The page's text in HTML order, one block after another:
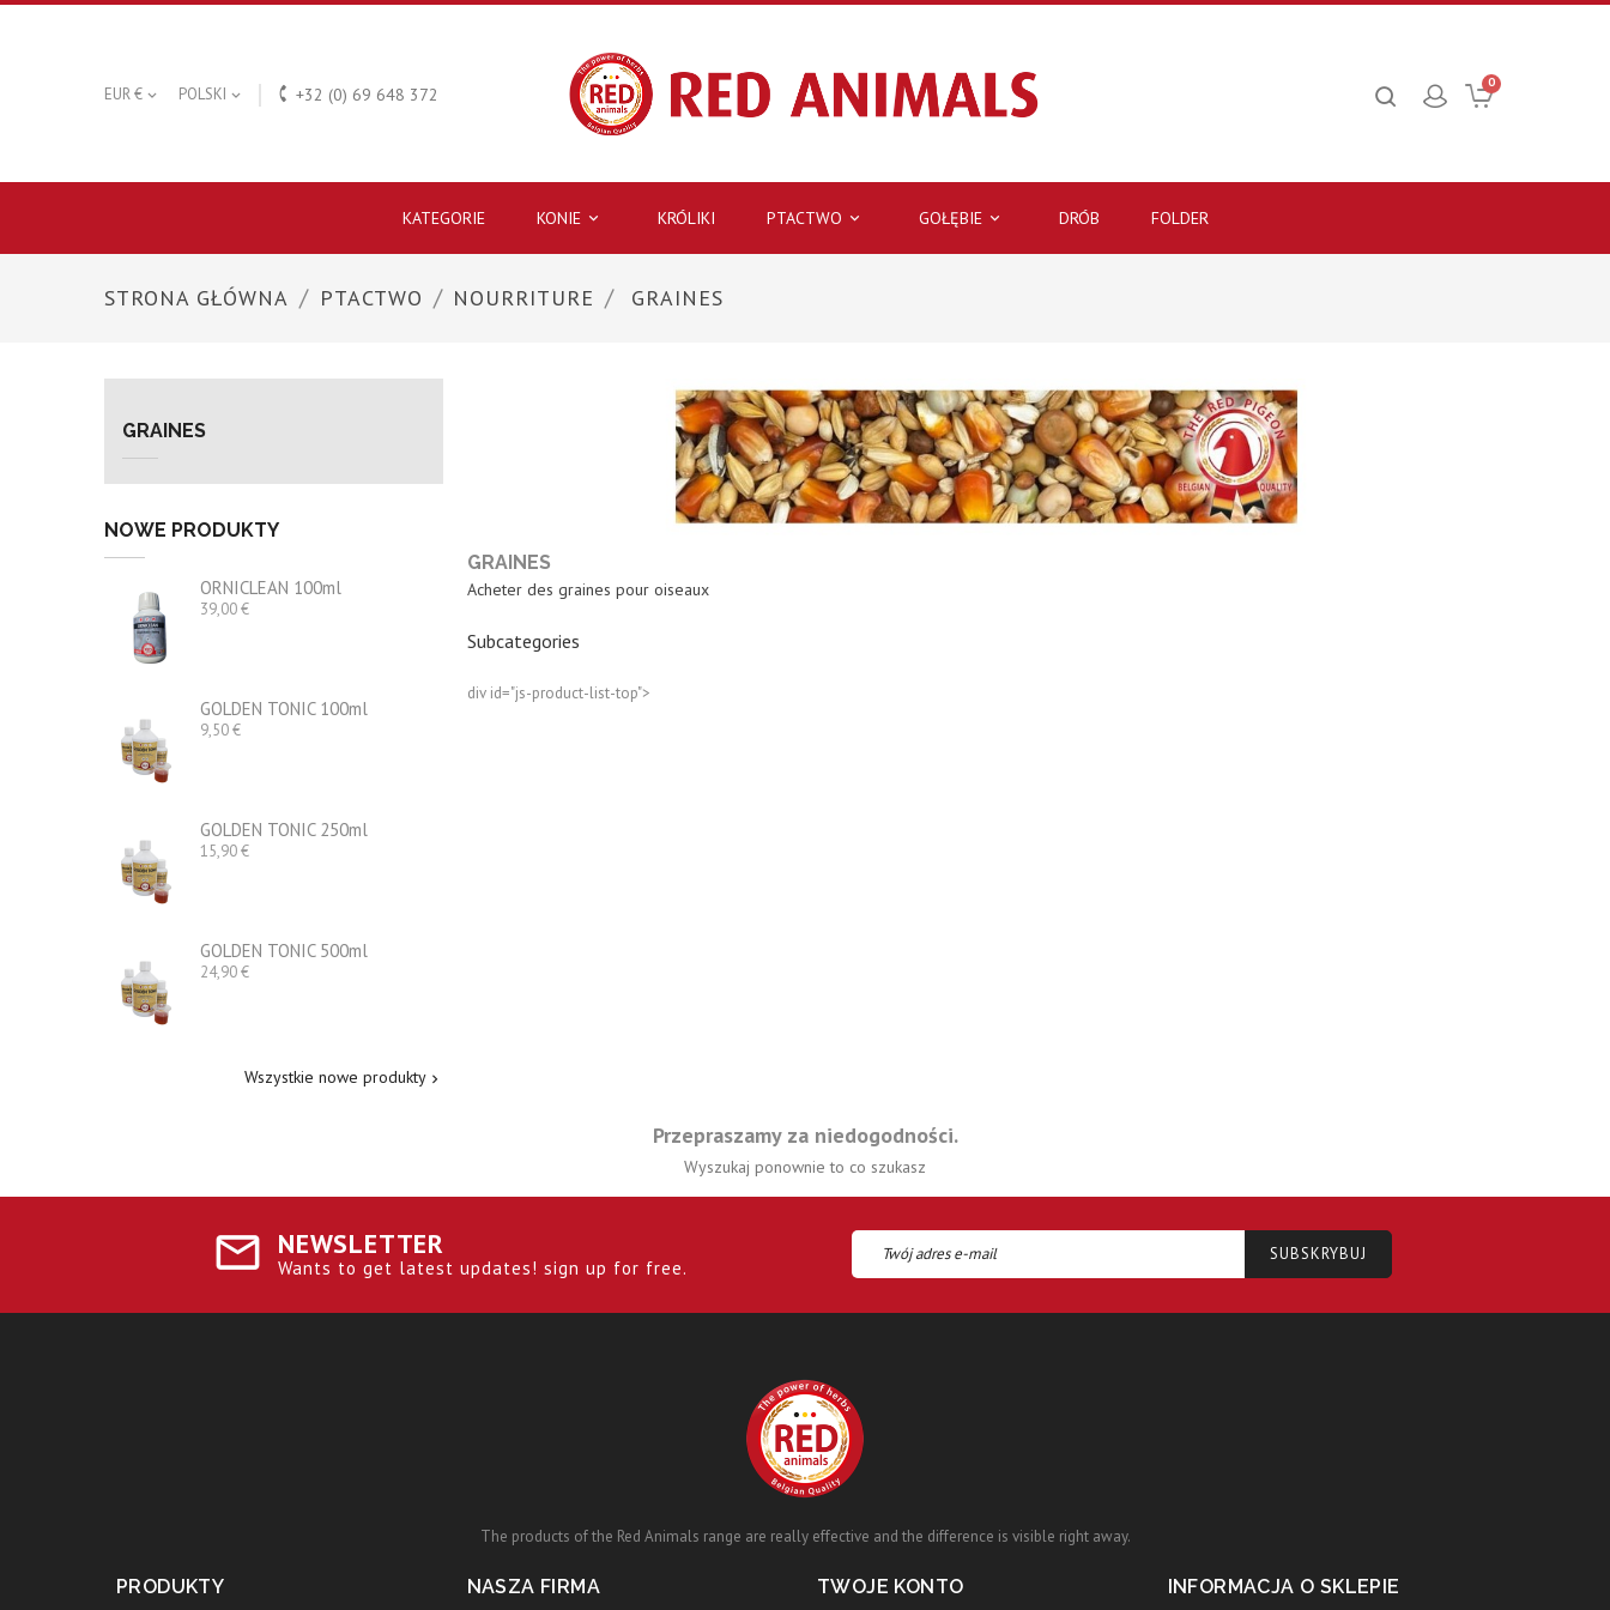
EUR €  POLSKI   +32 (0) 69 648 372
0
KATEGORIE 
KONIE KRÓLIKI 
PTACTWO 
GOŁĘBIE DRÓB FOLDER
STRONA GŁÓWNA PTACTWO NOURRITURE GRAINES
GRAINES
NOWE PRODUKTY
ORNICLEAN 100ml
39,00 €Cena
GOLDEN TONIC 100ml
9,50 €Cena
GOLDEN TONIC 250ml
15,90 €Cena
GOLDEN TONIC 500ml
24,90 €Cena
Wszystkie nowe produkty
GRAINES
Acheter des graines pour oiseaux
Subcategories
div id="js-product-list-top">
Przepraszamy za niedogodności.
Wyszukaj ponownie to co szukasz
NEWSLETTER
Wants to get latest updates! sign up for free.
The products of the Red Animals range are really effective and the difference is visible right away.
PRODUKTY NASZA FIRMA TWOJE KONTO INFORMACJA O SKLEPIE